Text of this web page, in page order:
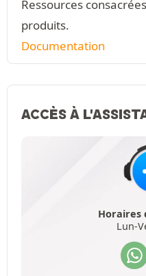
Ressources
produits.
Documentation
ACCÈS À
Horaires
Lun-